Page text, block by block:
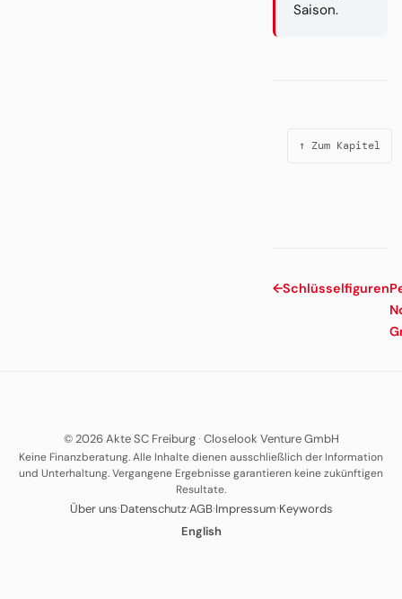
Saison.
↑ Zum Kapitel
←Schlüsselfiguren
© 2026 Akte SC Freiburg· Closelook Venture GmbH
Keine Finanzberatung. Alle Inhalte dienen ausschließlich der Information
und Unterhaltung. Vergangene Ergebnisse garantieren keine zukünftigen
Resultate.
Über uns·Datenschutz·AGB·Impressum·Keywords
English